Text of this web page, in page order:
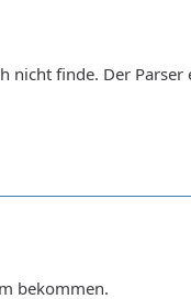
nicht finde. Der
bekommen.